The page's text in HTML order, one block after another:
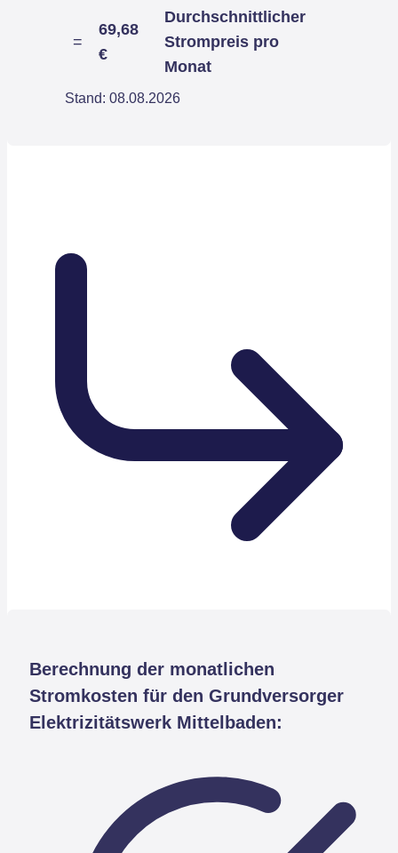
=
69,68
€
Durchschnittlicher
Strompreis pro
Monat
Stand: 08.08.2026
Berechnung der monatlichen
Stromkosten für den Grundversorger
Elektrizitätswerk Mittelbaden: